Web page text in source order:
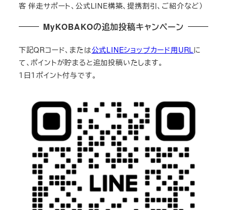
客 伴走サポート、公式LINE構築、提携割引、ご紹介など）
MyKOBAKOの追加投稿キャンペーン
下記QRコード、または公式LINEショップカード用URLに
て、ポイントが貯まると追加投稿いたします。
１日１ポイント付与です。